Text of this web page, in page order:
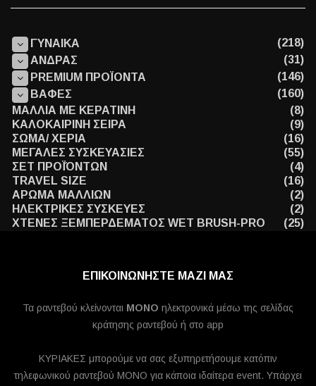
ΓΥΝΑΙΚΑ
(218)
ΑΝΔΡΑΣ
(31)
PREMIUM ΠΡΟΪΟΝΤΑ
(146)
ΒΑΦΕΣ
(160)
ΜΑΛΛΙΑ ΜΕ ΚΕΡΑΤΙΝΗ
(8)
ΚΑΛΟΚΑΙΡΙΝΗ ΣΕΙΡΑ
(9)
ΣΩΜΑ/ ΧΕΡΙΑ
(16)
ΜΕΓΑΛΕΣ ΣΥΣΚΕΥΑΣΙΕΣ
(55)
ΣΕΤ ΠΡΟΪΌΝΤΩΝ
(4)
TRAVEL SIZE
(16)
ΑΡΩΜΑ ΜΑΛΛΙΩΝ
(2)
ΗΛΕΚΤΡΙΚΕΣ ΣΥΣΚΕΥΕΣ
(2)
ΧΤΕΝΕΣ ΞΕΜΠΕΡΔΕΜΑΤΟΣ WET BRUSH-PRO
(25)
ΕΠΙΚΟΙΝΩΝΗΣΤΕ ΜΑΖΙ ΜΑΣ
Τα ραντεβού κλείνονται MONO ηλεκτρονικά μέσω της σελίδας
κράτησης ραντεβού ή στο app
ΚΥΡΙΑΚΕΣ μπορούμε να σας εξυπηρετήσουμε κατόπιν
τηλεφωνικού ραντεβού ΜΟΝΟ για κάποια ιδαίτερα event. Υπάρχει